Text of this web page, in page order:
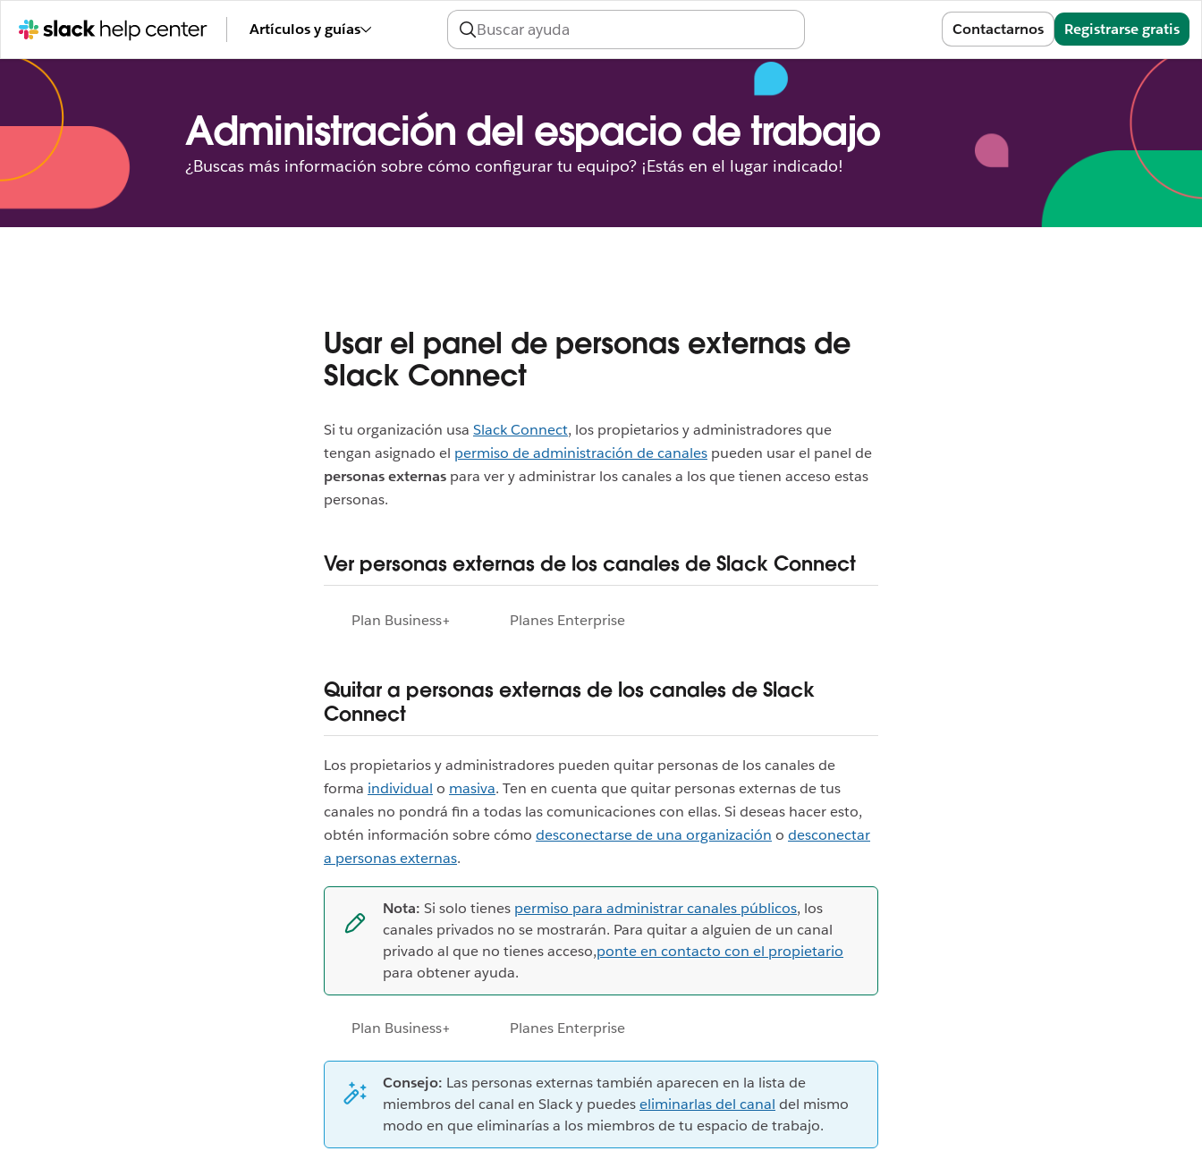
Artículos y guías Contactarnos Registrarse gratis
Administración del espacio de trabajo
¿Buscas más información sobre cómo configurar tu equipo? ¡Estás en el lugar indicado!
Usar el panel de personas externas de
Slack Connect
Si tu organización usa Slack Connect, los propietarios y administradores que
tengan asignado el permiso de administración de canales pueden usar el panel de
personas externas para ver y administrar los canales a los que tienen acceso estas
personas.
Ver personas externas de los canales de Slack Connect
Plan Business+ Planes Enterprise
Quitar a personas externas de los canales de Slack
Connect
Los propietarios y administradores pueden quitar personas de los canales de
forma individual o masiva. Ten en cuenta que quitar personas externas de tus
canales no pondrá fin a todas las comunicaciones con ellas. Si deseas hacer esto,
obtén información sobre cómo desconectarse de una organización o desconectar
a personas externas.
Nota: Si solo tienes permiso para administrar canales públicos, los
canales privados no se mostrarán. Para quitar a alguien de un canal
privado al que no tienes acceso,ponte en contacto con el propietario
para obtener ayuda.
Plan Business+ Planes Enterprise
Consejo: Las personas externas también aparecen en la lista de
miembros del canal en Slack y puedeseliminarlas del canal del mismo
modo en que eliminarías a los miembros de tu espacio de trabajo.